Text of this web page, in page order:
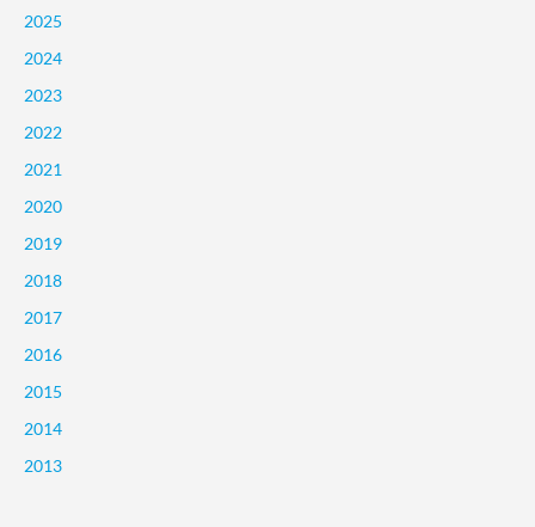
2025
2024
2023
2022
2021
2020
2019
2018
2017
2016
2015
2014
2013